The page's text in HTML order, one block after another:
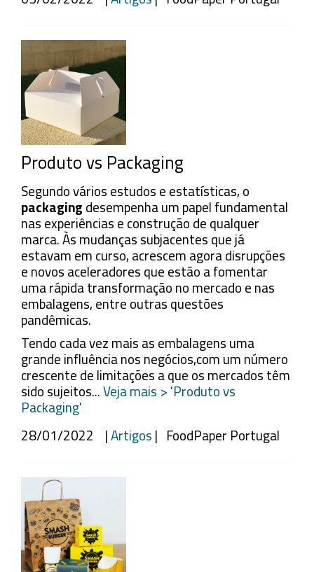
Produto vs Packaging
Segundo vários estudos e estatísticas, o
packagingdesempenha um papel fundamental
nas experiências e construção de qualquer
marca. Às mudanças subjacentes que já
estavam em curso, acrescem agora disrupções
e novos aceleradores que estão a fomentar
uma rápida transformação no mercado e nas
embalagens, entre outras questões
pandêmicas.
Tendo cada vez mais as embalagens uma
grande influência nos negócios,com um número
crescente de limitações a que os mercados têm
sido sujeitos...Veja mais > 'Produto vs
Packaging'
28/01/2022 |Artigos| FoodPaper Portugal